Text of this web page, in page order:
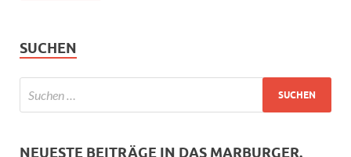
SUCHEN
NEUESTE BEITRÄGE IN DAS MARBURGER.